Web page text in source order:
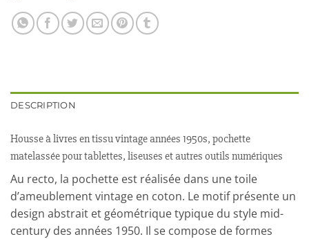
DESCRIPTION
Housse à livres en tissu vintage années 1950s, pochette
matelassée pour tablettes, liseuses et autres outils numériques
Au recto, la pochette est réalisée dans une toile
d’ameublement vintage en coton. Le motif présente un
design abstrait et géométrique typique du style mid-
century des années 1950. Il se compose de formes